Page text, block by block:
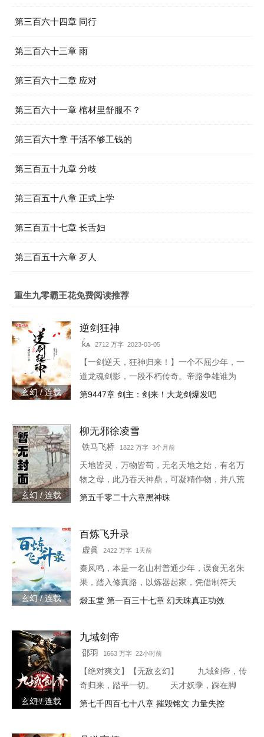
第三百六十四章 同行
第三百六十三章 雨
第三百六十二章 应对
第三百六十一章 棺材里舒服不？
第三百六十章 干活不够工钱的
第三百五十九章 分歧
第三百五十八章 正式上学
第三百五十七章 长舌妇
第三百五十六章 歹人
重生九零霸王花免费阅读推荐
玄幻 / 连载
逆剑狂神
kͬѧ 2712 万字 2023-03-05
【一剑逆天，狂神归来！】一个不屈少年，一
道龙魂剑影，一段不朽传奇。帝路争雄谁为
峰，唯我林轩傲苍生！3w471-25091
第9447章 剑主：剑来！大龙剑爆发吧
玄幻 / 连载
柳无邪徐凌雪
铁马飞桥 1822 万字 3个月前
天地皆灵，万物皆苟，无名天地之始，有名万
物之母，此乃吞天神鼎，可凝精作物，并八荒
之心。得此鼎，吞四海，容八荒……一代邪
第五千零二十六章黑神珠
玄幻 / 连载
百炼飞升录
虚眞 2422 万字 1天前
秦凤鸣，本是一名山村普通少年，误食无名朱
果，踏入修真路，以炼器起家，凭借制符天
赋，只身闯荡荆棘密布的修仙界，本一切都顺
煅玉堂 第一百三十七章 幻天珠真正功效
玄幻 / 连载
九域剑帝
邵羽 1663 万字 22小时前
【绝对爽文】【无敌玄幻】 九域剑帝，传
奇归来，踏平一切。 天才妖孽，踩在脚
下，强者大能，挥手灭杀。 人不犯我，我
第七千四百七十八章 摧毁铭文 力量失控